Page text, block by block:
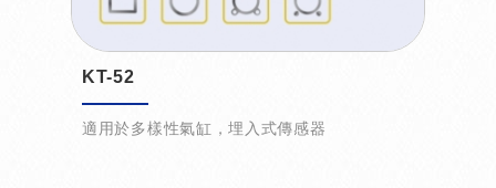
KT-52
適用於多樣性氣缸，埋入式傳感器